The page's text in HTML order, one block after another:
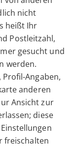
nicht
heißt Ihr
Postleitzahl,
gesucht und
werden.
Angaben,
anderen
Ansicht zur
diese
freischalten